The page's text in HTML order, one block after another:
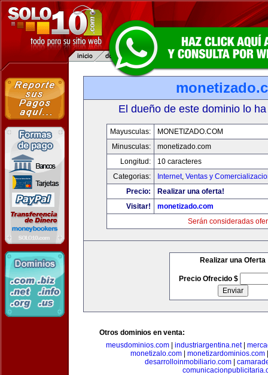
El dueño de este dominio lo
Mayusculas:
MONETIZADO.COM
Minusculas:
monetizado.com
Longitud:
10 caracteres
Categorias:
Internet, Ventas y
Precio:
Realizar una oferta!
Visitar!
monetizado.com
Serán consideradas
Realizar una Oferta
Precio Ofrecido $
Otros dominios en venta:
meusdominios.com| industriargentina.net|
monetizalo.com| monetizardominios.com
desarrolloinmobiliario.com